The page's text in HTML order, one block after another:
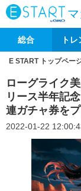
総合 トレ
E START トップペー
ローグライク
リース半年記
連ガチャ券を
2022-01-22